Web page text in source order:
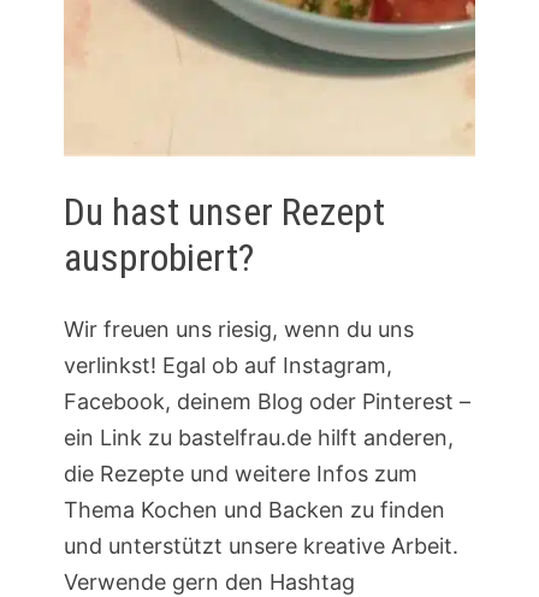
Du hast unser Rezept
ausprobiert?
Wir freuen uns riesig, wenn du uns
verlinkst! Egal ob auf Instagram,
Facebook, deinem Blog oder Pinterest –
ein Link zu bastelfrau.de hilft anderen,
die Rezepte und weitere Infos zum
Thema Kochen und Backen zu finden
und unterstützt unsere kreative Arbeit.
Verwende gern den Hashtag